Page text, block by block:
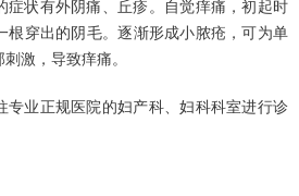
症状有外阴痛、丘疹。自觉痒痛，初起时
根穿出的阴毛。逐渐形成小脓疮，可为单
激，导致痒痛。
专业正规医院的妇产科、妇科科室进行诊